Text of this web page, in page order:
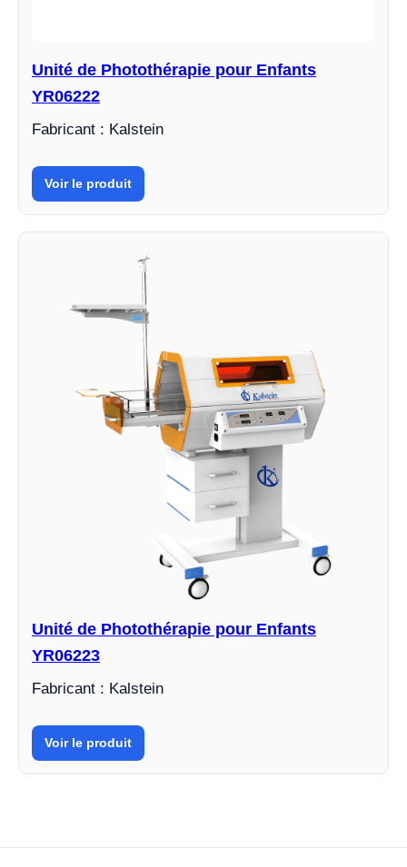
Unité de Photothérapie pour Enfants
YR06222
Fabricant : Kalstein
Voir le produit
Unité de Photothérapie pour Enfants
YR06223
Fabricant : Kalstein
Voir le produit